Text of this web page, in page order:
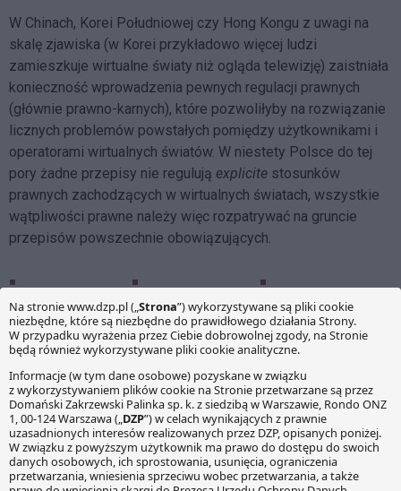
W Chinach, Korei Południowej czy Hong Kongu z uwagi na
skalę zjawiska (w Korei przykładowo więcej ludzi
zamieszkuje wirtualne światy niż ogląda telewizję) zaistniała
konieczność wprowadzenia pewnych regulacji prawnych
(głównie prawno-karnych), które pozwoliłyby na rozwiązanie
licznych problemów powstałych pomiędzy użytkownikami i
operatorami wirtualnych światów. W niestety Polsce do tej
pory żadne przepisy nie regulują explicite stosunków
prawnych zachodzących w wirtualnych światach, wszystkie
wątpliwości prawne należy więc rozpatrywać na gruncie
przepisów powszechnie obowiązujących.
Facebook Share on X LinkedIn
WhatsApp Copy Link
PRZECZYTAJ RÓWNIEŻ: